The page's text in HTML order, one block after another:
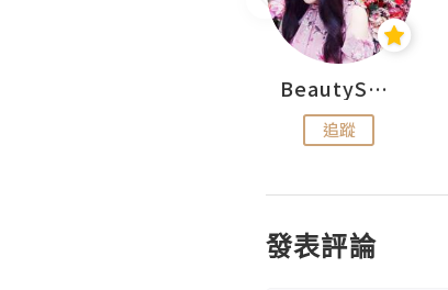
BeautySearch
追蹤
發表評論